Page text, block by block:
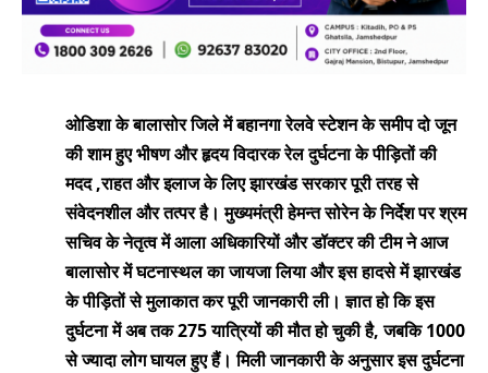
ओडिशा के बालासोर जिले में बहानगा रेलवे स्टेशन के समीप दो जून
की शाम हुए भीषण और हृदय विदारक रेल दुर्घटना के पीड़ितों की
मदद ,राहत और इलाज के लिए झारखंड सरकार पूरी तरह से
संवेदनशील और तत्पर है। मुख्यमंत्री हेमन्त सोरेन के निर्देश पर श्रम
सचिव के नेतृत्व में आला अधिकारियों और डॉक्टर की टीम ने आज
बालासोर में घटनास्थल का जायजा लिया और इस हादसे में झारखंड
के पीड़ितों से मुलाकात कर पूरी जानकारी ली। ज्ञात हो कि इस
दुर्घटना में अब तक 275 यात्रियों की मौत हो चुकी है, जबकि 1000
से ज्यादा लोग घायल हुए हैं। मिली जानकारी के अनुसार इस दुर्घटना